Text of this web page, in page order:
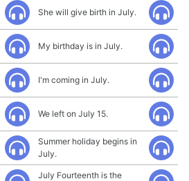
She will give birth in July.
My birthday is in July.
I'm coming in July.
We left on July 15.
Summer holiday begins in
July.
July Fourteenth is the